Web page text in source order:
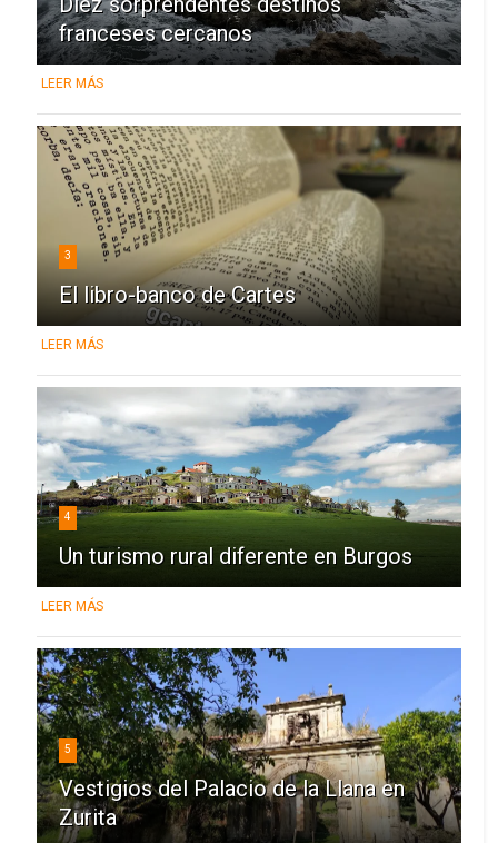
franceses cercanos
LEER MÁS
3
El libro-banco de Cartes
LEER MÁS
4
Un turismo rural diferente en Burgos
LEER MÁS
5
Vestigios del Palacio de la Llana en
Zurita